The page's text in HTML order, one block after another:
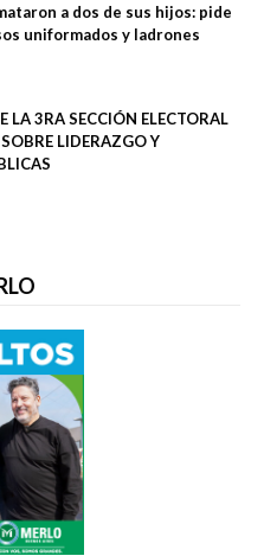
a dos de sus hijos: pide
uniformados y ladrones
LA 3RA SECCIÓN ELECTORAL
LIDERAZGO Y